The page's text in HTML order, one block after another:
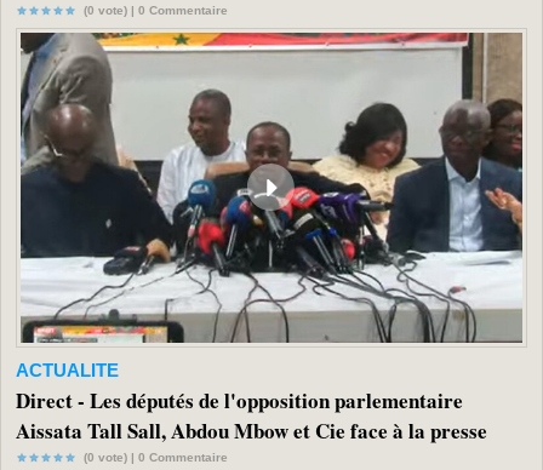
(0 vote) | 0 Commentaire
ACTUALITE
Direct - Les députés de l'opposition parlementaire
Aissata Tall Sall, Abdou Mbow et Cie face à la presse
(0 vote) | 0 Commentaire